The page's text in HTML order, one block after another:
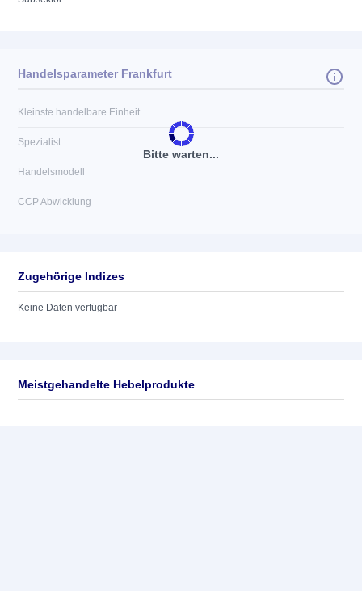
Bitte warten...
Handelsparameter Frankfurt
Kleinste handelbare Einheit
Spezialist
Handelsmodell
CCP Abwicklung
Zugehörige Indizes
Keine Daten verfügbar
Meistgehandelte Hebelprodukte